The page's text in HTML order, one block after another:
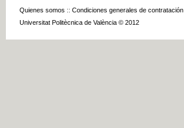
Quienes somos :: Condiciones generales de contratación
Universitat Politècnica de València © 2012